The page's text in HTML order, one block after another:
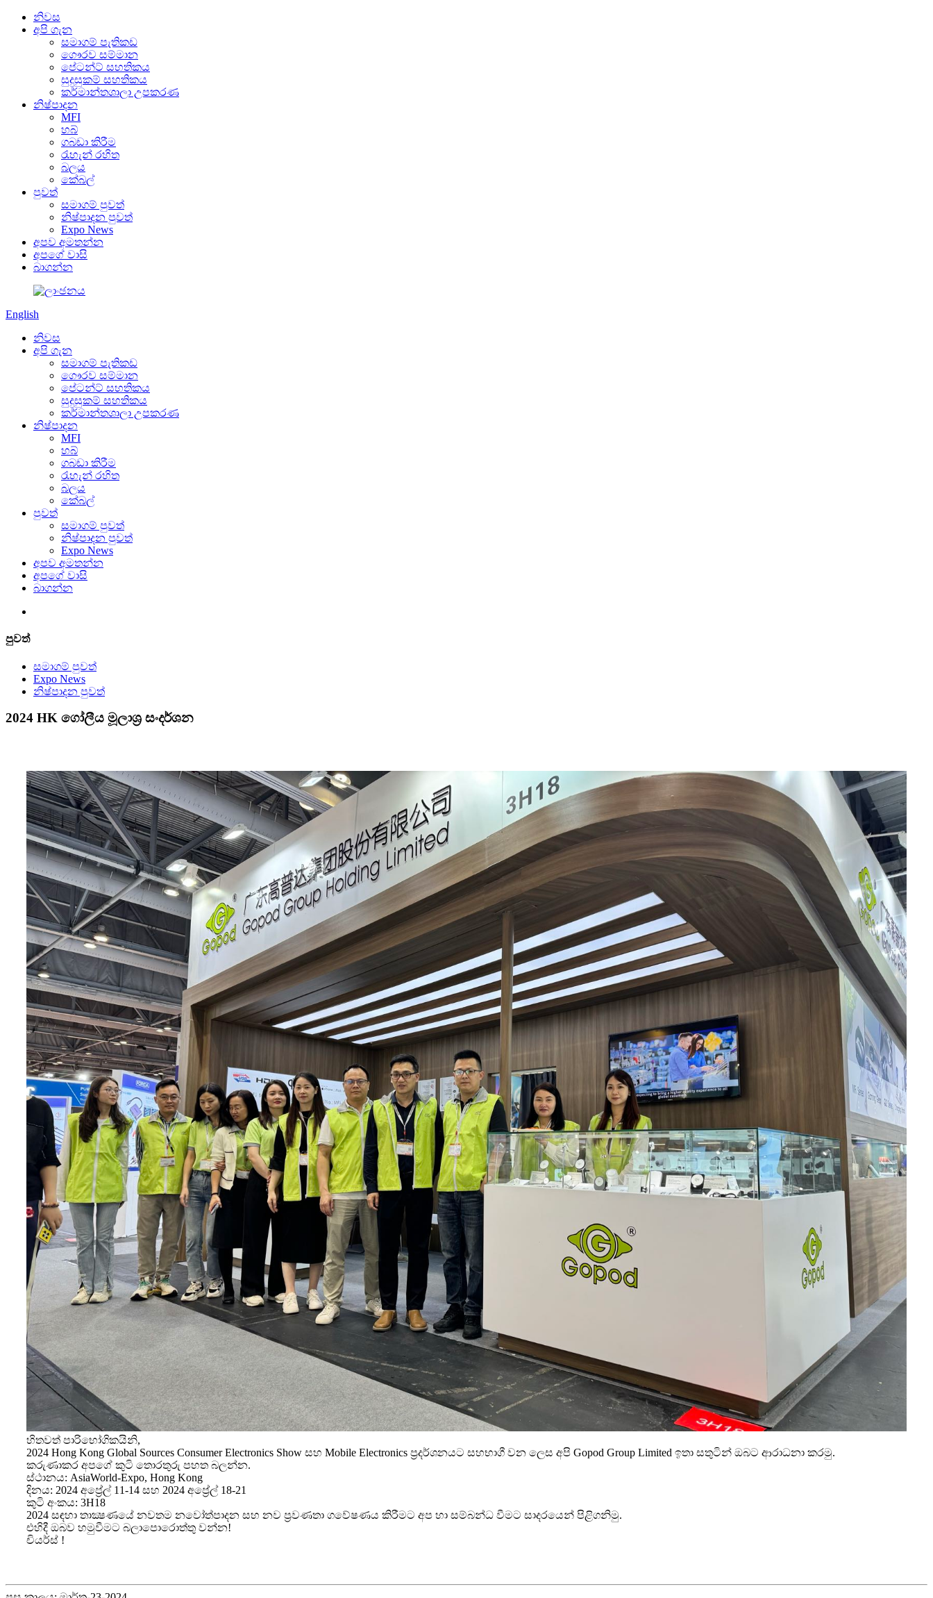
නිවස
අපි ගැන
සමාගම් පැතිකඩ
ගෞරව සම්මාන
පේටන්ට් සහතිකය
සුදුසුකම් සහතිකය
කර්මාන්තශාලා උපකරණ
නිෂ්පාදන
MFI
හබ්
ගබඩා කිරීම
රැහැන් රහිත
බලය
කේබල්
පුවත්
සමාගම් පුවත්
නිෂ්පාදන පුවත්
Expo News
අපව අමතන්න
අපගේ වාසි
බාගන්න
English
නිවස
අපි ගැන
සමාගම් පැතිකඩ
ගෞරව සම්මාන
පේටන්ට් සහතිකය
සුදුසුකම් සහතිකය
කර්මාන්තශාලා උපකරණ
නිෂ්පාදන
MFI
හබ්
ගබඩා කිරීම
රැහැන් රහිත
බලය
කේබල්
පුවත්
සමාගම් පුවත්
නිෂ්පාදන පුවත්
Expo News
අපව අමතන්න
අපගේ වාසි
බාගන්න
පුවත්
සමාගම් පුවත්
Expo News
නිෂ්පාදන පුවත්
2024 HK ගෝලීය මූලාශ්‍ර සංදර්ශන
හිතවත් පාරිභෝගිකයිනි,
2024 Hong Kong Global Sources Consumer Electronics Show සහ Mobile Electronics ප්‍රදර්ශනයට සහභාගී වන ලෙස අපි Gopod Group Limited ඉතා සතුටින් ඔබට ආරාධනා කරමු.
කරුණාකර අපගේ කුටි තොරතුරු පහත බලන්න.
ස්ථානය: AsiaWorld-Expo, Hong Kong
දිනය: 2024 අප්‍රේල් 11-14 සහ 2024 අප්‍රේල් 18-21
කුටි අංකය: 3H18
2024 සඳහා තාක්‍ෂණයේ නවතම නවෝත්පාදන සහ නව ප්‍රවණතා ගවේෂණය කිරීමට අප හා සම්බන්ධ වීමට සාදරයෙන් පිළිගනිමු.
එහිදී ඔබව හමුවීමට බලාපොරොත්තු වන්න!
චියර්ස් !